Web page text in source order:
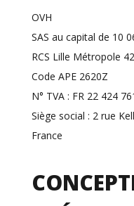
OVH
SAS au capital de 10
RCS Lille Métropole
Code APE 2620Z
N° TVA : FR 22 424
Siège social : 2 rue
France